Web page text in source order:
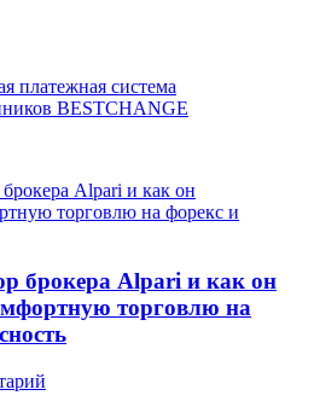
брокера Alpari и как он
торговлю на